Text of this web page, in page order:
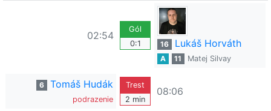
02:54
Gól
0:1
16 Lukáš Horváth
A 11 Matej Silvay
6 Tomáš Hudák
podrazenie
Trest
2 min
08:06